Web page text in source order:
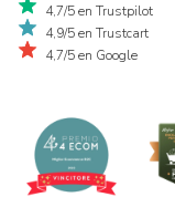
4,7/5 en Trustpilot
4,9/5 en Trustcart
4,7/5 en Google